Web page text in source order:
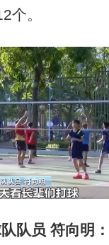
个。
队员 符向明：